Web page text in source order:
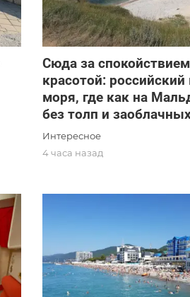
Сюда за
красотой: российский
моря, где как на
без толп и
Интересное
4 часа назад